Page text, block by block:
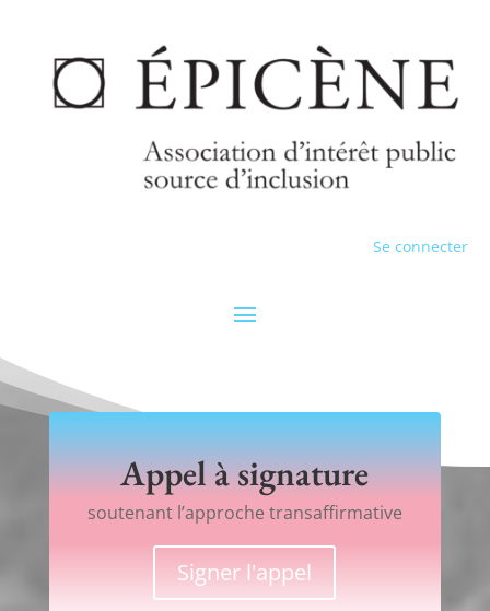
Se connecter
Appel à signature
soutenant l’approche transaffirmative
Signer l'appel